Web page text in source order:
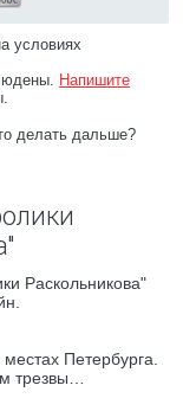
условиях
Напишите
делать дальше?
Раскольникова"
Петербурга.
трезвы…